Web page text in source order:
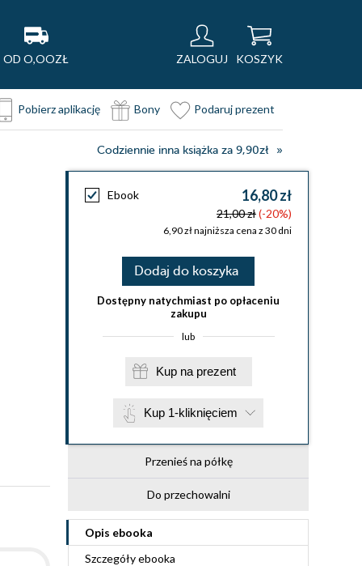
OD O,OOZŁ ZALOGUJ KOSZYK
Pobierz aplikację Bony Podaruj prezent
Codziennie inna książka za 9,90zł
Ebook 16,80 zł
21,00 zł(-20%)
6,90 zł najniższa cena z 30 dni
Dodaj do koszyka
Dostępny natychmiast po opłaceniu
zakupu
lub
Kup na prezent
Kup 1-kliknięciem
Przenieś na półkę
Do przechowalni
Opis ebooka
Szczegółyebooka